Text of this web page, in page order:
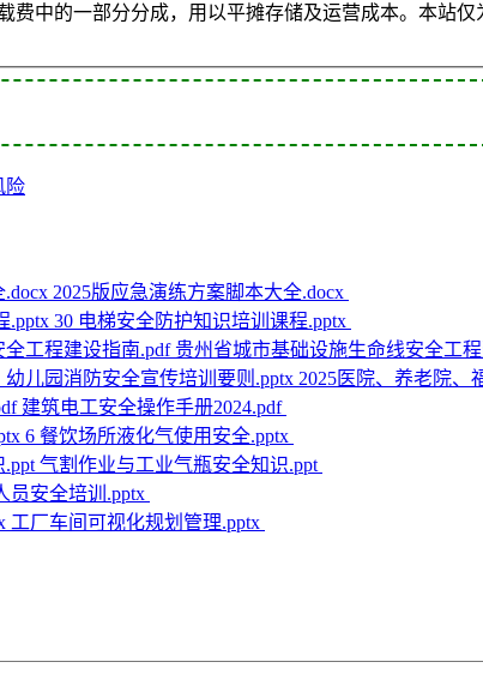
中的一部分分成，用以平摊存储及运营成本。本站
险
2025版应急演练方案脚本大全.docx
30 电梯安全防护知识培训课程.pptx
贵州省城市基础设施生命线安全工
2025医院、养老院、
建筑电工安全操作手册2024.pdf
6 餐饮场所液化气使用安全.pptx
气割作业与工业气瓶安全知识.ppt
员安全培训.pptx
工厂车间可视化规划管理.pptx